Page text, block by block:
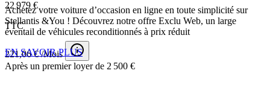
22 979 €
TTC
221,06 € /Mois
Après un premier loyer de 2 500 €
Achetez votre voiture d’occasion en ligne en toute simplicité sur
Stellantis &You ! Découvrez notre offre Exclu Web, un large
éventail de véhicules reconditionnés à prix réduit
EN SAVOIR PLUS